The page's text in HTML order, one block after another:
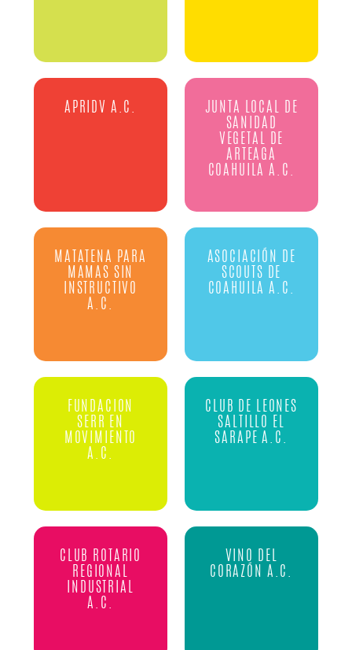
APRIDV A.C.
JUNTA LOCAL DE
SANIDAD
VEGETAL DE
ARTEAGA
COAHUILA A.C.
MATATENA PARA
MAMAS SIN
INSTRUCTIVO
A.C.
ASOCIACIÓN DE
SCOUTS DE
COAHUILA A.C.
FUNDACION
SERR EN
MOVIMIENTO
A.C.
CLUB DE LEONES
SALTILLO EL
SARAPE A.C.
CLUB ROTARIO
REGIONAL
INDUSTRIAL
A.C.
VINO DEL
CORAZÓN A.C.